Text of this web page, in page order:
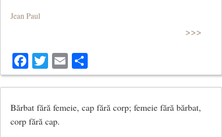
Jean Paul
>>>
Facebook
Twitter
Email
Bărbat fără femeie, cap fără corp; femeie fără bărbat,
corp fără cap.